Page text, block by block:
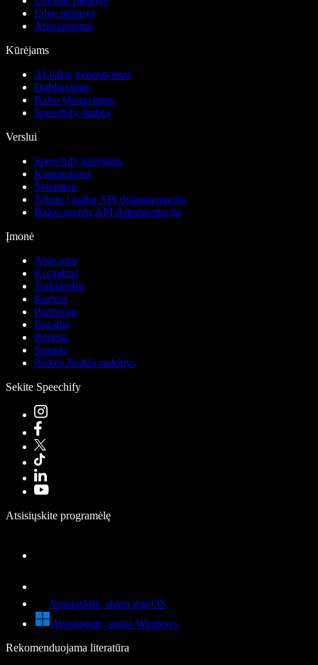
Edge plėtinys
Atsisiuntimai
Kūrėjams
AI balsų generavimas
Dubliavimas
Balso klonavimas
Speechify darbui
Verslui
Speechify kūrėjams
Komandoms
Švietimui
Teksto į kalbą API dokumentacija
Balso agentų API dokumentacija
Įmonė
Apie mus
Kontaktai
Tinklaraštis
Karjera
Partneriai
Pagalba
Būsena
Spauda
Prekės ženklo rinkinys
Sekite Speechify
Atsisiųskite programėlę
Atsisiųskite, skirta macOS
Atsisiųskite, skirta Windows
Rekomenduojama literatūra